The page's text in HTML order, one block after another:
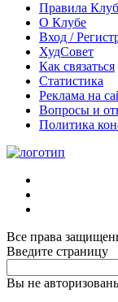
Правила
О Клубе
Вход /
ХудСовет
Как связаться
Статистика
Реклама на
Вопросы и
Политика
Все права
Введите страницу
Вы не